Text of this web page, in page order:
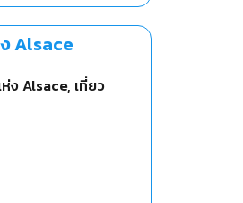
Alsace
ง Alsace, เที่ยว